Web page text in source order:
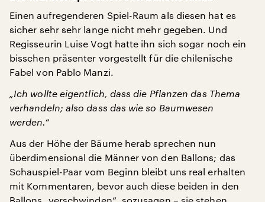
Einen aufregenderen Spiel-Raum als diesen hat es
sicher sehr sehr lange nicht mehr gegeben. Und
Regisseurin Luise Vogt hatte ihn sich sogar noch ein
bisschen präsenter vorgestellt für die chilenische
Fabel von Pablo Manzi.
„Ich wollte eigentlich, dass die Pflanzen das Thema
verhandeln; also dass das wie so Baumwesen
werden.“
Aus der Höhe der Bäume herab sprechen nun
überdimensional die Männer von den Ballons; das
Schauspiel-Paar vom Beginn bleibt uns real erhalten
mit Kommentaren, bevor auch diese beiden in den